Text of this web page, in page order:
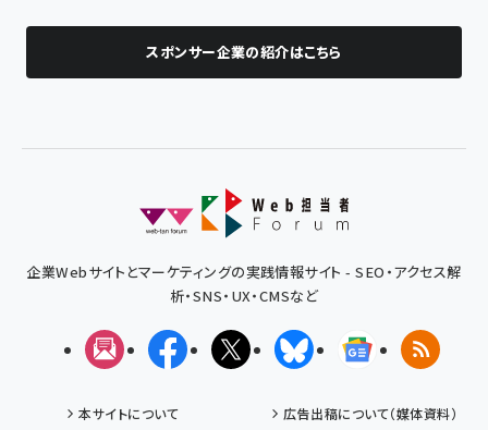
スポンサー企業の紹介はこちら
企業Webサイトとマーケティングの実践情報サイト - SEO・アクセス解
析・SNS・UX・CMSなど
メルマガFacebookX(エックス)BlueskyGoogleニュ
RSS
本サイトについて
広告出稿について（媒体資料）